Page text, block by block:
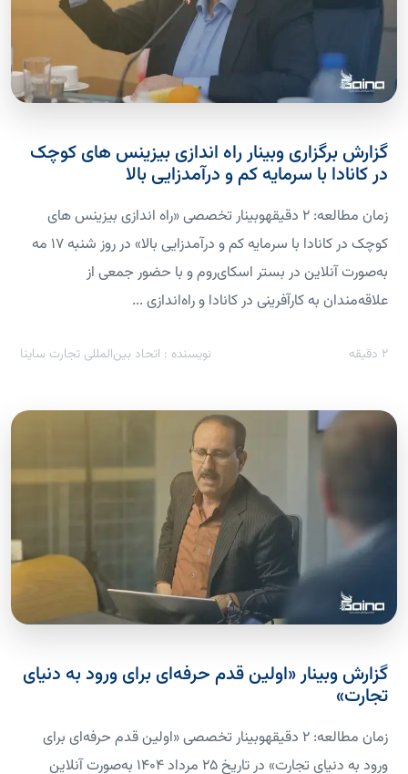
گزارش برگزاری وبینار راه اندازی بیزینس های کوچک
در کانادا با سرمایه کم و درآمدزایی بالا
زمان مطالعه: 2 دقیقهوبینار تخصصی «راه اندازی بیزینس های
کوچک در کانادا با سرمایه کم و درآمدزایی بالا» در روز شنبه ۱۷ مه
به‌صورت آنلاین در بستر اسکای‌روم و با حضور جمعی از
علاقه‌مندان به کارآفرینی در کانادا و راه‌اندازی ...
2 دقیقه نویسنده : اتحاد بین‌المللی تجارت ساینا
گزارش وبینار «اولین قدم حرفه‌ای برای ورود به دنیای
تجارت»
زمان مطالعه: 2 دقیقهوبینار تخصصی «اولین قدم حرفه‌ای برای
ورود به دنیای تجارت» در تاریخ ۲۵ مرداد ۱۴۰۴ به‌صورت آنلاین